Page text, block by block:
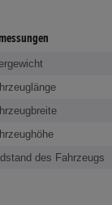
des Fahrzeugs